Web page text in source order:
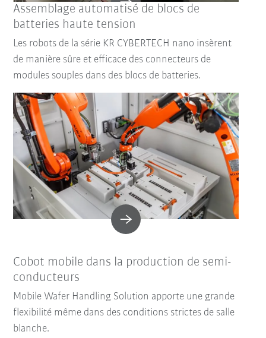
Assemblage automatisé de blocs de
batteries haute tension
Les robots de la série KR CYBERTECH nano insèrent
de manière sûre et efficace des connecteurs de
modules souples dans des blocs de batteries.
Cobot mobile dans la production de semi-
conducteurs
Mobile Wafer Handling Solution apporte une grande
flexibilité même dans des conditions strictes de salle
blanche.